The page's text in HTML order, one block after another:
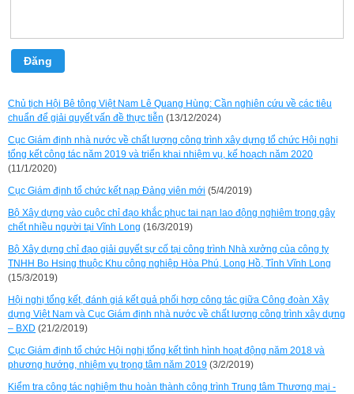
Đăng
Chủ tịch Hội Bê tông Việt Nam Lê Quang Hùng: Cần nghiên cứu về các tiêu
chuẩn để giải quyết vấn đề thực tiễn (13/12/2024)
Cục Giám định nhà nước về chất lượng công trình xây dựng tổ chức Hội nghị
tổng kết công tác năm 2019 và triển khai nhiệm vụ, kế hoạch năm 2020
(11/1/2020)
Cục Giám định tổ chức kết nạp Đảng viên mới (5/4/2019)
Bộ Xây dựng vào cuộc chỉ đạo khắc phục tai nạn lao động nghiêm trọng gây
chết nhiều người tại Vĩnh Long (16/3/2019)
Bộ Xây dựng chỉ đạo giải quyết sự cố tại công trình Nhà xưởng của công ty
TNHH Bo Hsing thuộc Khu công nghiệp Hòa Phú, Long Hồ, Tỉnh Vĩnh Long
(15/3/2019)
Hội nghị tổng kết, đánh giá kết quả phối hợp công tác giữa Công đoàn Xây
dựng Việt Nam và Cục Giám định nhà nước về chất lượng công trình xây dựng
– BXD (21/2/2019)
Cục Giám định tổ chức Hội nghị tổng kết tình hình hoạt động năm 2018 và
phương hướng, nhiệm vụ trọng tâm năm 2019 (3/2/2019)
Kiểm tra công tác nghiệm thu hoàn thành công trình Trung tâm Thương mại -